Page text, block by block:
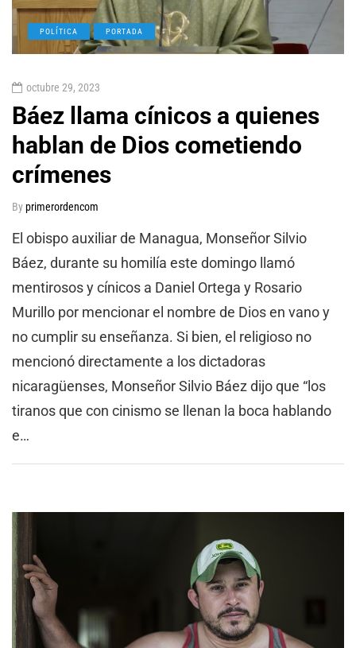
POLÍTICA PORTADA
octubre 29, 2023
Báez llama cínicos a quienes
hablan de Dios cometiendo
crímenes
Byprimerordencom
El obispo auxiliar de Managua, Monseñor Silvio
Báez, durante su homilía este domingo llamó
mentirosos y cínicos a Daniel Ortega y Rosario
Murillo por mencionar el nombre de Dios en vano y
no cumplir su enseñanza. Si bien, el religioso no
mencionó directamente a los dictadoras
nicaragüenses, Monseñor Silvio Báez dijo que “los
tiranos que con cinismo se llenan la boca hablando
e…